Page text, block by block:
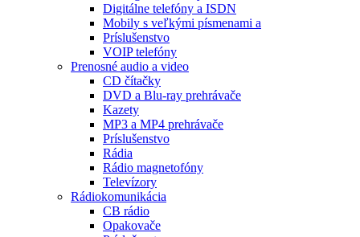
Digitálne telefóny a ISDN
Mobily s veľkými písmenami a
Príslušenstvo
VOIP telefóny
Prenosné audio a video
CD čítačky
DVD a Blu-ray prehrávače
Kazety
MP3 a MP4 prehrávače
Príslušenstvo
Rádia
Rádio magnetofóny
Televízory
Rádiokomunikácia
CB rádio
Opakovače